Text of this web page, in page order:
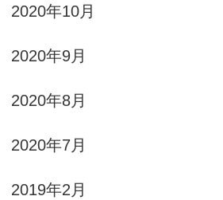
2020年10月
2020年9月
2020年8月
2020年7月
2019年2月